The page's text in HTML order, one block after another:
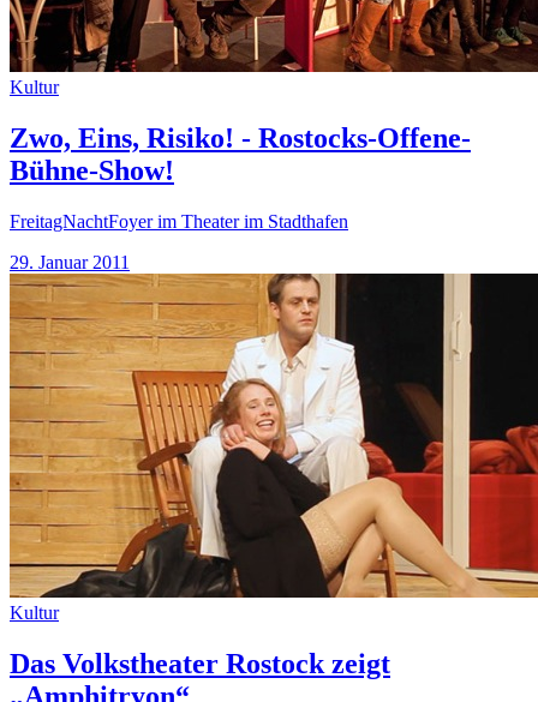
Kultur
Zwo, Eins, Risiko! - Rostocks-Offene-
Bühne-Show!
FreitagNachtFoyer im Theater im Stadthafen
29. Januar 2011
Kultur
Das Volkstheater Rostock zeigt
„Amphitryon“